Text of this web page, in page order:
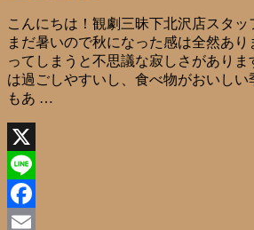
こんにちは！観劇三昧下北沢店スタ
まだ暑いので秋になった感は全然あ
ってしまうと不思議な寂しさがあり
は過ごしやすいし、食べ物がおいし
もあ …
X
Line
Facebook